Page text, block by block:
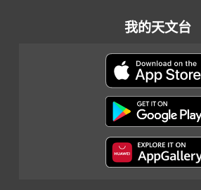
我的天文台